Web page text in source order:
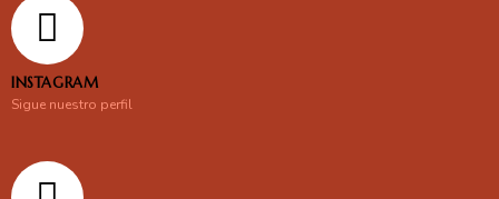
INSTAGRAM
Sigue nuestro perfil